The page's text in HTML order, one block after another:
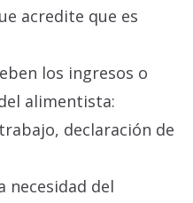
acredite que es
los ingresos o
alimentista:
declaración de
necesidad del